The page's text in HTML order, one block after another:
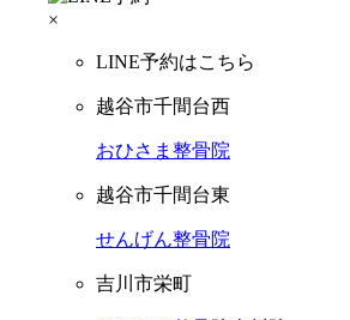
×
LINE予約はこちら
越谷市千間台西
おひさま整骨院
越谷市千間台東
せんげん整骨院
吉川市栄町